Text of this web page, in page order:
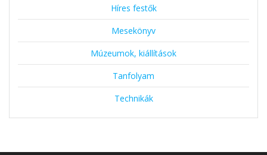
Híres festők
Mesekönyv
Múzeumok, kiállítások
Tanfolyam
Technikák